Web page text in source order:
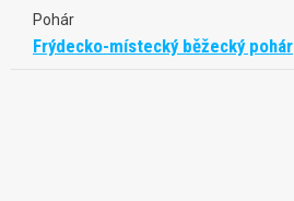
Pohár
Frýdecko-místecký běžecký pohár